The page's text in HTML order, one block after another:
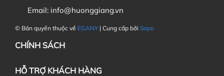
Email: info@huonggiang.vn
© Bản quyền thuộc về EGANY | Cung cấp bởi Sapo
CHÍNH SÁCH
HỖ TRỢ KHÁCH HÀNG